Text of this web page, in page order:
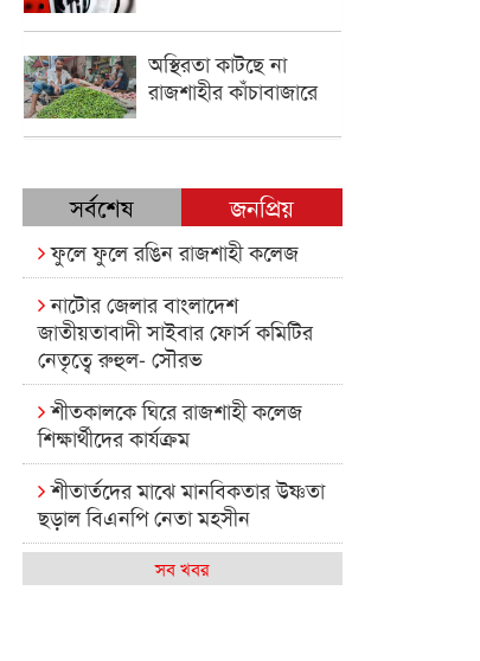
অস্থিরতা কাটছে না
রাজশাহীর কাঁচাবাজারে
সর্বশেষ জনপ্রিয়
ফুলে ফুলে রঙিন রাজশাহী কলেজ
নাটোর জেলার বাংলাদেশ
জাতীয়তাবাদী সাইবার ফোর্স কমিটির
নেতৃত্বে রুহুল- সৌরভ
শীতকালকে ঘিরে রাজশাহী কলেজ
শিক্ষার্থীদের কার্যক্রম
শীতার্তদের মাঝে মানবিকতার উষ্ণতা
ছড়াল বিএনপি নেতা মহসীন
রাজশাহী কলেজের মিষ্টি বিকেল
সব খবর